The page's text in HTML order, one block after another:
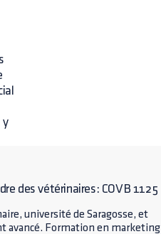
y
des vétérinaires: COVB 1125
université de Saragosse, et
avancé. Formation en marketing